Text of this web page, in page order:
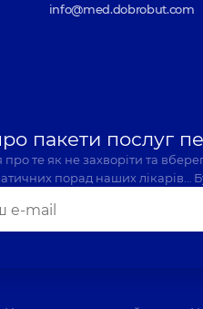
info@med.dobrobut.com
пакети послуг
те як не захворіти та
порад наших лікарів…